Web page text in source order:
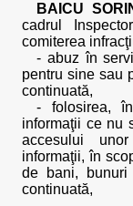
BAICU
cadrul
comiterea
- abuz în
pentru sine sau
continuată,
- folosirea,
informaţii ce nu
accesului
informaţii, în
de bani, bunuri
continuată,